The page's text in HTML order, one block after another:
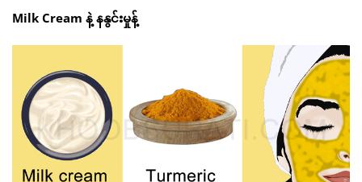
Milk Cream နဲ့ နနွင်းမှုန့်